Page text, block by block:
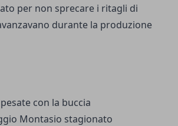
per non sprecare i ritagli di
durante la produzione
con la buccia
Montasio stagionato